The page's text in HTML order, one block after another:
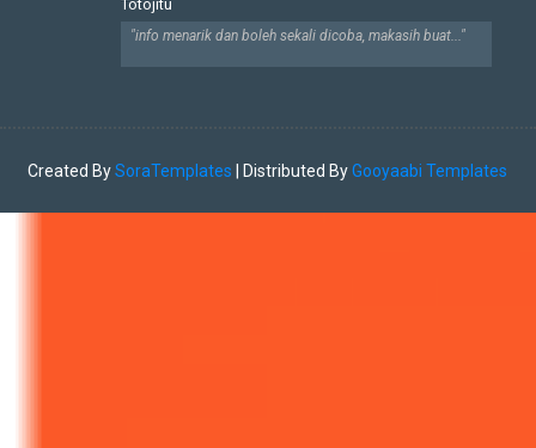
Totojitu
"info menarik dan boleh sekali dicoba, makasih buat..."
Created BySoraTemplates | Distributed ByGooyaabi Templates